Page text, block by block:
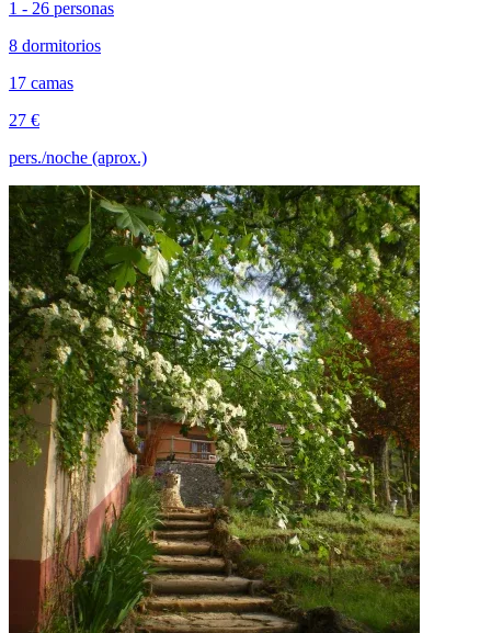
1 - 26 personas
8 dormitorios
17 camas
27 €
pers./noche (aprox.)